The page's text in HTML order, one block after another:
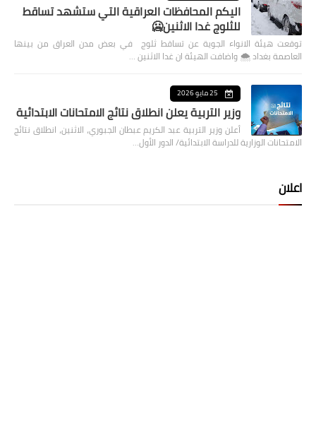
اليكم المحافظات العراقية التي ستشهد تساقط
للثلوج غدا الاثنين🥶
توقعت هيئة الانواء الجوية عن تساقط ثلوج في بعض مدن العراق من بينها
العاصمة بغداد ⁦🌨️⁩ واضافت الهيئة ان غدا الاثنين …
25 مايو 2026
وزير التربية يعلن انطلاق نتائج الامتحانات الابتدائية
أعلن وزير التربية عبد الكريم عبطان الجبوري، الاثنين، انطلاق نتائج
الامتحانات الوزارية للدراسة الابتدائية/ الدور الأول…
اعلان